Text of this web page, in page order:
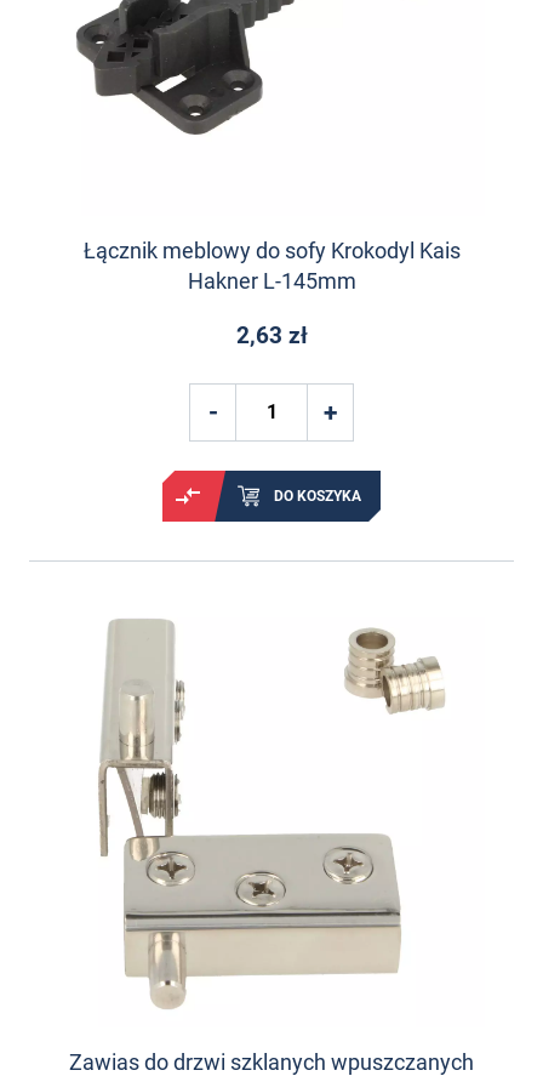
Łącznik meblowy do sofy Krokodyl Kais
Hakner L-145mm
2,63 zł
DO KOSZYKA
Zawias do drzwi szklanych wpuszczanych